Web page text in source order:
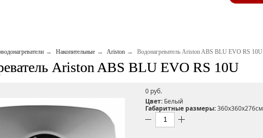
Накопительные Ariston Водонагреватель Ariston ABS BLU EVO RS 10U
Ariston ABS BLU EVO RS 10U
0 pуб.
Цвет: Белый
Габаритные размеры:360x360x276см